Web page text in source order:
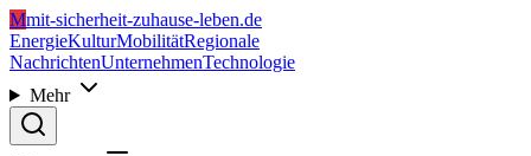
Mmit-sicherheit-zuhause-leben.de
EnergieKulturMobilitätRegionale
NachrichtenUnternehmenTechnologie
Mehr